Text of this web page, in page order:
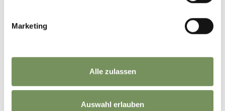
Marketing
Alle zulassen
Auswahl erlauben